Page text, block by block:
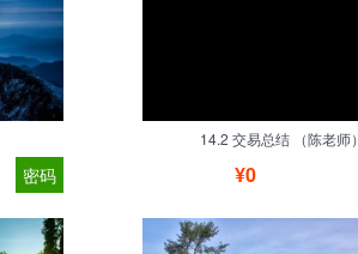
密码
14.2 交易总结 （陈老师）
¥0